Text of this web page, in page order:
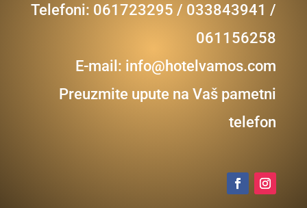
Telefoni: 061723295 / 033843941 /
061156258
E-mail: info@hotelvamos.com
Preuzmite upute na Vaš pametni
telefon